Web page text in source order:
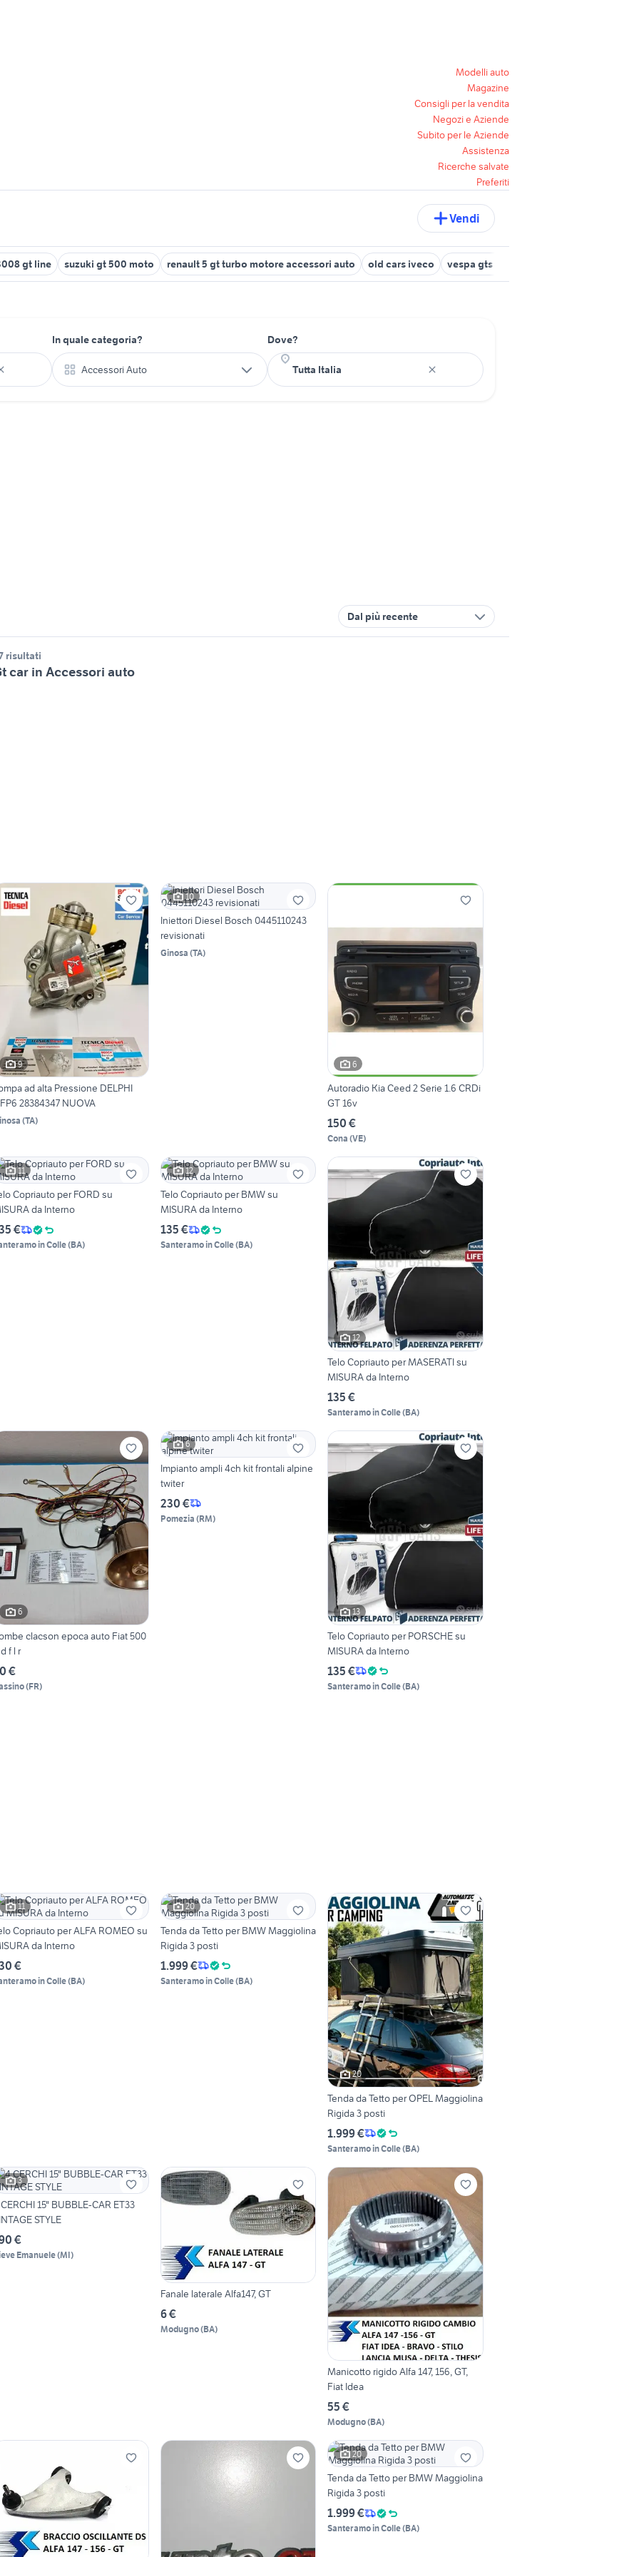
Modelli auto
Magazine
Consigli per la vendita
Negozi e Aziende
Subito per le Aziende
Assistenza
Ricerche salvate
Preferiti
Vendi
gt line suzuki gt 500 moto renault 5 gt turbo motore accessori auto old cars iveco vespa gts 300
In quale categoria?
Accessori Auto
Dove?
Dal più recente
risultati
car in Accessori auto
9
ad alta Pressione DELPHI
28384347 NUOVA
(TA)
10
Iniettori Diesel Bosch 0445110243
revisionati
Ginosa (TA)
6
Autoradio Kia Ceed 2 Serie 1.6 CRDi
GT 16v
150 €
Cona (VE)
11
Copriauto per FORD su
da Interno
€
in Colle(BA)
12
Telo Copriauto per BMW su
MISURA da Interno
135 €
Santeramo in Colle(BA)
12
Telo Copriauto per MASERATI su
MISURA da Interno
135 €
Santeramo in Colle(BA)
6
epoca auto Fiat 500
f l r
€
(FR)
6
Impianto ampli 4ch kit frontali alpine
twiter
230 €
Pomezia (RM)
13
Telo Copriauto per PORSCHE su
MISURA da Interno
135 €
Santeramo in Colle(BA)
11
Copriauto per ALFA ROMEO su
da Interno
€
in Colle(BA)
20
Tenda da Tetto per BMW Maggiolina
Rigida 3 posti
1.999 €
Santeramo in Colle(BA)
20
Tenda da Tetto per OPEL Maggiolina
Rigida 3 posti
1.999 €
Santeramo in Colle(BA)
3
15" BUBBLE-CAR ET33
STYLE
€
Emanuele(MI)
Fanale laterale Alfa147, GT
6 €
Modugno(BA)
Manicotto rigido Alfa 147, 156, GT,
Fiat Idea
55 €
Modugno(BA)
20
Tenda da Tetto per BMW Maggiolina
Rigida 3 posti
1.999 €
Santeramo in Colle(BA)